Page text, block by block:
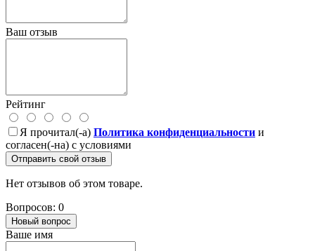
Ваш отзыв
Рейтинг
Я прочитал(-а) Политика конфиденциальности и
согласен(-на) с условиями
Отправить свой отзыв
Нет отзывов об этом товаре.
Вопросов: 0
Новый вопрос
Ваше имя